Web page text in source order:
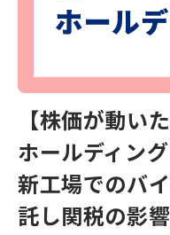
【株価が動い
ホールディン
新工場でのバ
託し関税の影